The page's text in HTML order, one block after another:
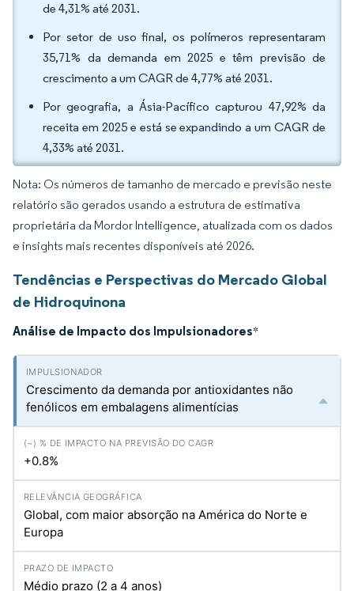
de 4,31% até 2031.
Por setor de uso final, os polímeros representaram
35,71% da demanda em 2025 e têm previsão de
crescimento a um CAGR de 4,77% até 2031.
Por geografia, a Ásia-Pacífico capturou 47,92% da
receita em 2025 e está se expandindo a um CAGR de
4,33% até 2031.
Nota: Os números de tamanho de mercado e previsão neste
relatório são gerados usando a estrutura de estimativa
proprietária da Mordor Intelligence, atualizada com os dados
e insights mais recentes disponíveis até 2026.
Tendências e Perspectivas do Mercado Global
de Hidroquinona
Análise de Impacto dos Impulsionadores*
Crescimento da demanda por antioxidantes não
fenólicos em embalagens alimentícias
+0.8%
Global, com maior absorção na América do Norte e
Europa
Médio prazo (2 a 4 anos)